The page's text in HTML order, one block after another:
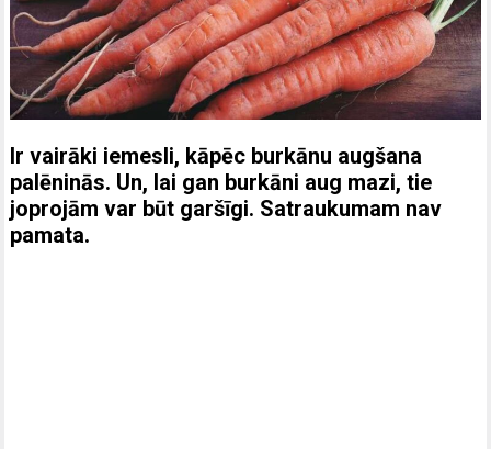
Ir vairāki iemesli, kāpēc burkānu augšana
palēninās. Un, lai gan burkāni aug mazi, tie
joprojām var būt garšīgi. Satraukumam nav
pamata.